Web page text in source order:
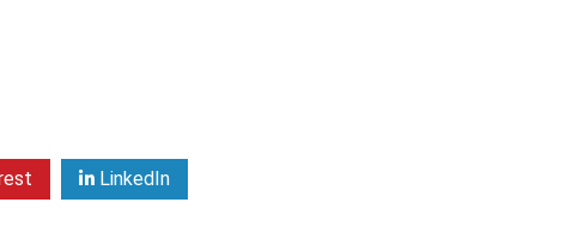
LinkedIn